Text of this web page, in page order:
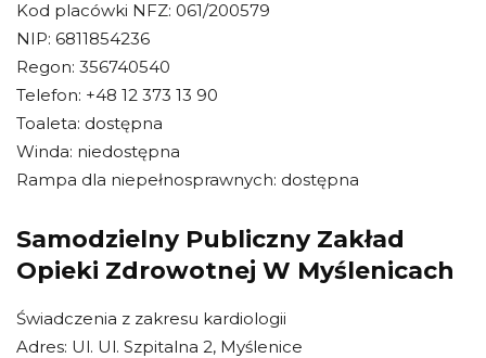
Kod placówki NFZ: 061/200579
NIP: 6811854236
Regon: 356740540
Telefon: +48 12 373 13 90
Toaleta: dostępna
Winda: niedostępna
Rampa dla niepełnosprawnych: dostępna
Samodzielny Publiczny Zakład
Opieki Zdrowotnej W Myślenicach
Świadczenia z zakresu kardiologii
Adres: Ul. Ul. Szpitalna 2, Myślenice